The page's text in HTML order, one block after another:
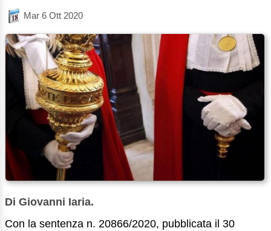
Mar 6 Ott 2020
Di Giovanni Iaria.
Con la sentenza n. 20866/2020, pubblicata il 30